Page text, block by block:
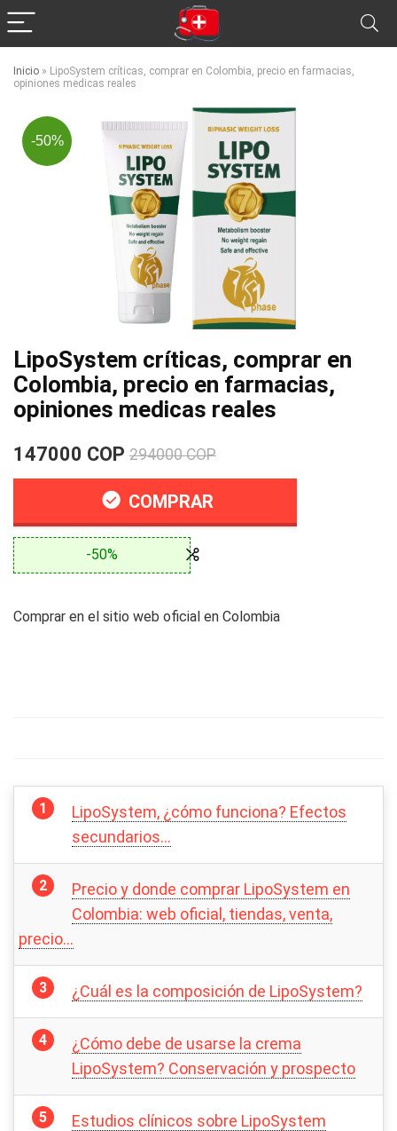
Inicio » LipoSystem críticas, comprar en Colombia, precio en farmacias,
opiniones medicas reales
-50%
LipoSystem críticas, comprar en
Colombia, precio en farmacias,
opiniones medicas reales
147000 COP 294000 COP
COMPRAR
-50%
Comprar en el sitio web oficial en Colombia
LipoSystem, ¿cómo funciona? Efectos
secundarios…
Precio y donde comprar LipoSystem en
Colombia: web oficial, tiendas, venta,
precio…
¿Cuál es la composición de LipoSystem?
¿Cómo debe de usarse la crema
LipoSystem? Conservación y prospecto
Estudios clínicos sobre LipoSystem